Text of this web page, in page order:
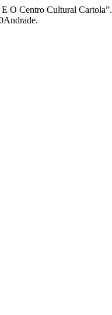
O Centro Cultural Cartola”.